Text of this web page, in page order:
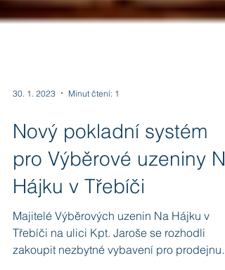
30. 1. 2023 Minut čtení: 1
Nový pokladní systém
pro Výběrové uzeniny Na
Hájku v Třebíči
Majitelé Výběrových uzenin Na Hájku v